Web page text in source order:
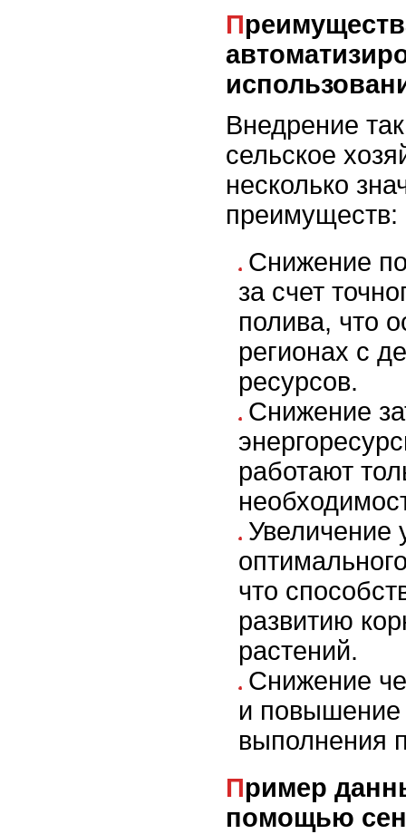
Преимущества
Внедрение
сельское
несколько
преимуществ:
Снижение
за счет
полива, что
регионах с
ресурсов.
Снижение
работают
Увеличение
что
развитию
растений.
Снижение
и повышение
выполнения
Пример данных, получаемых с
помощью